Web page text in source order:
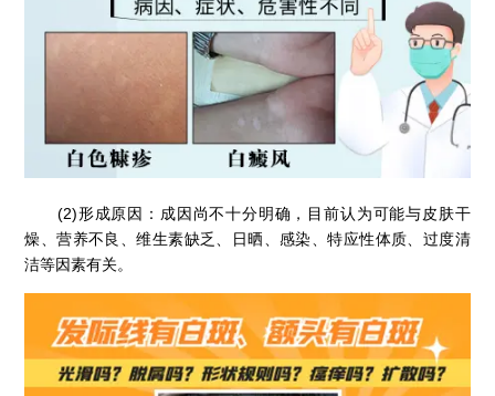
(2)形成原因：成因尚不十分明确，目前认为可能与皮肤干
燥、营养不良、维生素缺乏、日晒、感染、特应性体质、过度清
洁等因素有关。